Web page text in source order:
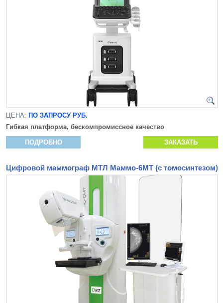
ЦЕНА: ПО ЗАПРОСУ РУБ.
Гибкая платформа, бескомпромиссное качество
ПОДРОБНО ЗАКАЗАТЬ
Цифровой маммограф МТЛ Маммо-6МТ (с томосинтезом)